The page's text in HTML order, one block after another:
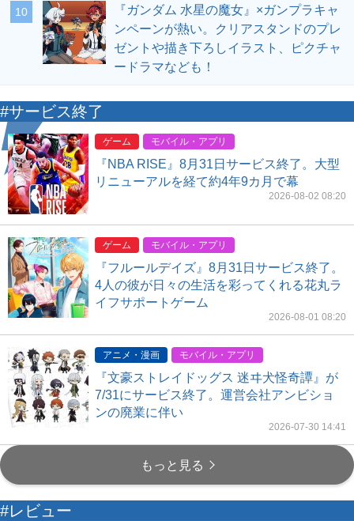
10
『ガンダム 水星の魔女』×ガンプラキャ
ンペーンが熱い。クリアスタンドのプレ
ゼントや描き下ろしイラスト、ピクチャ
ードラマなども！
#サービス終了
ゲーム モバイル・アプリ
『NBA RISE』8月31日サービス終了。大型
リニューアルを経て約4年9カ月で幕
2026-08-02 08:20
ゲーム モバイル・アプリ
『フルールデイズ』8月31日サービス終了。
4人の彼が日々の生活を彩ってくれる花丸ラ
イフサポートゲーム
2026-08-01 08:20
アニメ・漫画 モバイル・アプリ
『文豪ストレイドッグス 迷ヰ犬怪奇譚』が
7/31にサービス終了。運営会社アンビショ
ンの廃業に伴い
2026-07-30 14:41
もっと見る
#レビュー